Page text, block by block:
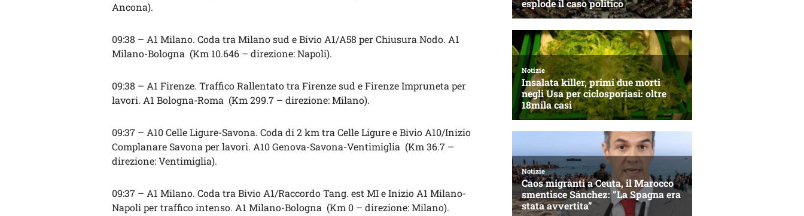
Ancona).
09:38 – A1 Milano. Coda tra Milano sud e Bivio A1/A58 per Chiusura Nodo. A1
Milano-Bologna (Km 10.646 – direzione: Napoli).
09:38 – A1 Firenze. Traffico Rallentato tra Firenze sud e Firenze Impruneta per
lavori. A1 Bologna-Roma (Km 299.7 – direzione: Milano).
09:37 – A10 Celle Ligure-Savona. Coda di 2 km tra Celle Ligure e Bivio A10/Inizio
Complanare Savona per lavori. A10 Genova-Savona-Ventimiglia (Km 36.7 –
direzione: Ventimiglia).
09:37 – A1 Milano. Coda tra Bivio A1/Raccordo Tang. est MI e Inizio A1 Milano-
Napoli per traffico intenso. A1 Milano-Bologna (Km 0 – direzione: Milano).